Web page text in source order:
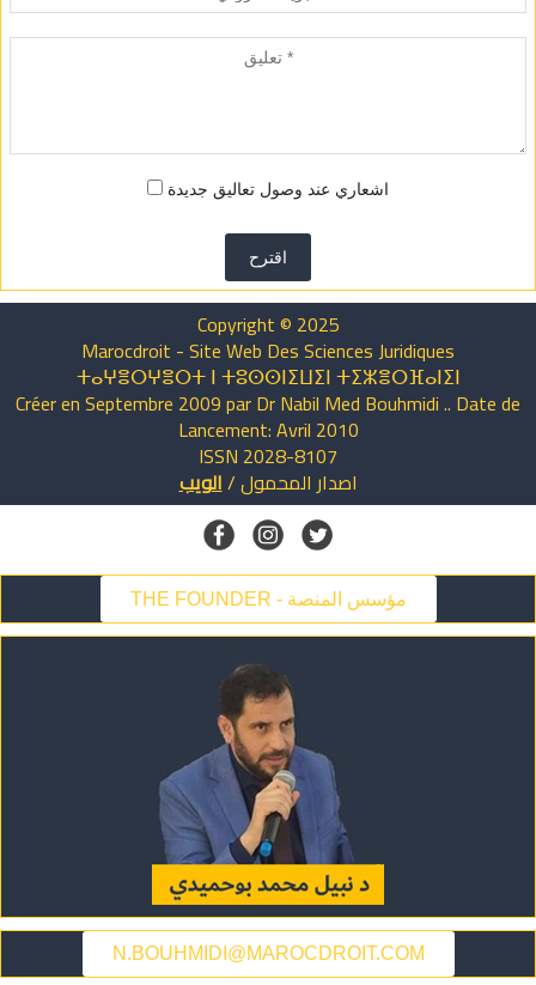
اشعاري عند وصول تعاليق جديدة
اقترح
Copyright © 2025
Marocdroit - Site Web Des Sciences Juridiques
ⵜⴰⵖⴻⵔⵖⴻⵔⵜ ⵏ ⵜⵓⵙⵙⵏⵉⵡⵉⵏ ⵜⵉⵣⴻⵔⴼⴰⵏⵉⵏ
Créer en Septembre 2009 par Dr Nabil Med Bouhmidi .. Date de
Lancement: Avril 2010
ISSN 2028-8107
اصدارالمحمول/الويب
THE FOUNDER - مؤسس المنصة
N.BOUHMIDI@MAROCDROIT.COM